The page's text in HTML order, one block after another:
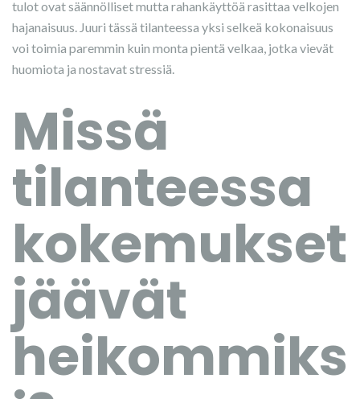
tulot ovat säännölliset mutta rahankäyttöä rasittaa velkojen
hajanaisuus. Juuri tässä tilanteessa yksi selkeä kokonaisuus
voi toimia paremmin kuin monta pientä velkaa, jotka vievät
huomiota ja nostavat stressiä.
Missä
tilanteessa
kokemukset
jäävät
heikommiks